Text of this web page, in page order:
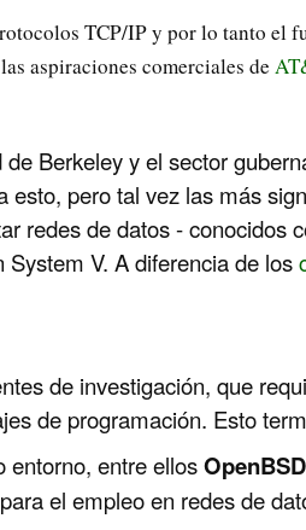
TCP/IP y por lo tanto el
aspiraciones comerciales de
Berkeley y el sector
esto, pero tal vez las más
redes de datos - conocidos
System V. A diferencia de los
de investigación, que
de programación. Esto
entorno, entre ellosOpenBSD
el empleo en redes de